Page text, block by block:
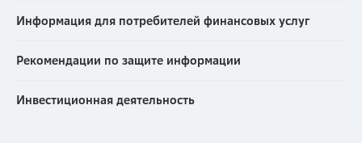
Информация для потребителей финансовых услуг
Рекомендации по защите информации
Инвестиционная деятельность